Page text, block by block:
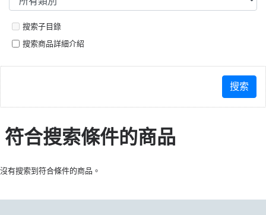
搜索子目錄
搜索商品詳細介紹
符合搜索條件的商品
沒有搜索到符合條件的商品。